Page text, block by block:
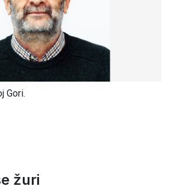
Gori.
žuri